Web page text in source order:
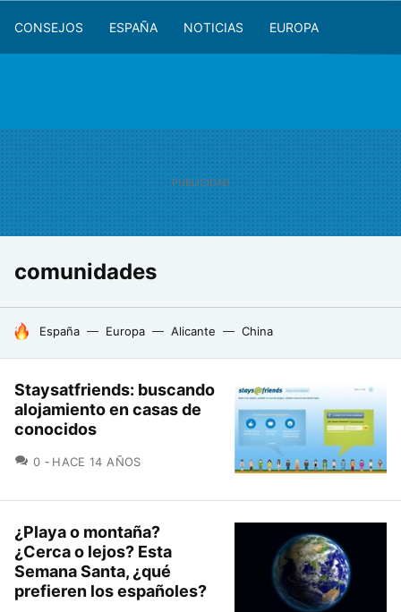
CONSEJOS ESPAÑA NOTICIAS EUROPA
comunidades
HOY SE HABLA DE
España Europa Alicante China
Staysatfriends: buscando
alojamiento en casas de
conocidos
0 COMENTARIOS
HACE 14 AÑOS
¿Playa o montaña?
¿Cerca o lejos? Esta
Semana Santa, ¿qué
prefieren los españoles?